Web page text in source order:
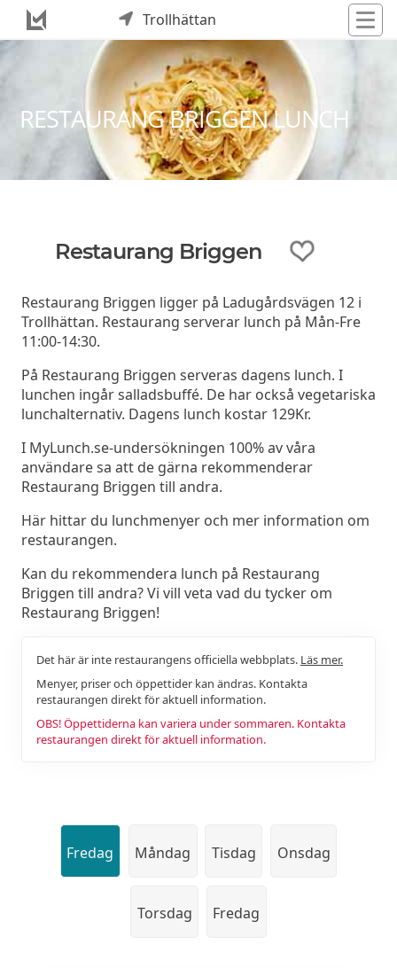
Trollhättan
RESTAURANG BRIGGEN LUNCH
Restaurang Briggen
Restaurang Briggen ligger på Ladugårdsvägen 12 i
Trollhättan. Restaurang serverar lunch på Mån-Fre
11:00-14:30.
På Restaurang Briggen serveras dagens lunch. I
lunchen ingår salladsbuffé. De har också vegetariska
lunchalternativ. Dagens lunch kostar 129Kr.
I MyLunch.se-undersökningen 100% av våra
användare sa att de gärna rekommenderar
Restaurang Briggen till andra.
Här hittar du lunchmenyer och mer information om
restaurangen.
Kan du rekommendera lunch på Restaurang
Briggen till andra? Vi vill veta vad du tycker om
Restaurang Briggen!
Det här är inte restaurangens officiella webbplats. Läs mer.
Menyer, priser och öppettider kan ändras. Kontakta
restaurangen direkt för aktuell information.
OBS! Öppettiderna kan variera under sommaren. Kontakta
restaurangen direkt för aktuell information.
Fredag Måndag Tisdag Onsdag
Torsdag Fredag